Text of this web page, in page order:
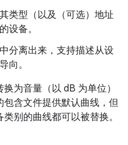
类型（以及（可选）地址
设备。
分离出来，支持描述从设
向。
为音量（以 dB 为单位）
含文件提供默认曲线，但
别的曲线都可以被替换。